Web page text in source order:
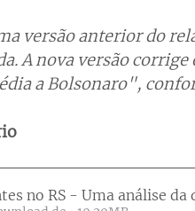
versão anterior do
A nova versão
a Bolsonaro",
no RS - Uma análise